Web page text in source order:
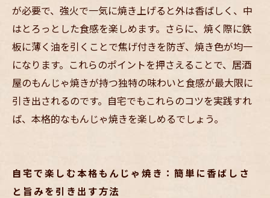
が必要で、強火で一気に焼き上げると外は香ばしく、中
はとろっとした食感を楽しめます。さらに、焼く際に鉄
板に薄く油を引くことで焦げ付きを防ぎ、焼き色が均一
になります。これらのポイントを押さえることで、居酒
屋のもんじゃ焼きが持つ独特の味わいと食感が最大限に
引き出されるのです。自宅でもこれらのコツを実践すれ
ば、本格的なもんじゃ焼きを楽しめるでしょう。
自宅で楽しむ本格もんじゃ焼き：簡単に香ばしさ
と旨みを引き出す方法